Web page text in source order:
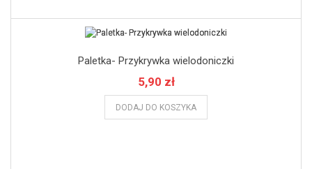
Paletka- Przykrywka wielodoniczki
5,90 zł
DODAJ DO KOSZYKA